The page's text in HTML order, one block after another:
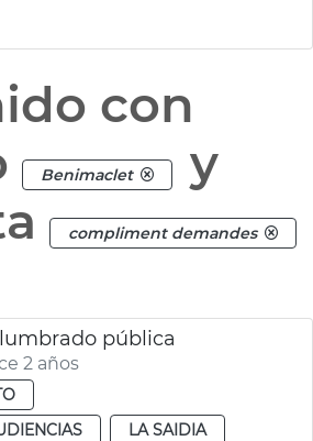
con
Benimaclet
y
compliment demandes
pública
2 años
LA SAIDIA